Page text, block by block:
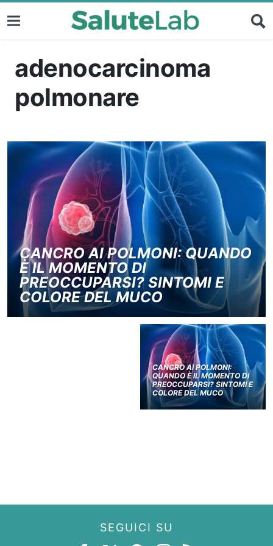
adenocarcinoma
polmonare
CANCRO AI POLMONI: QUANDO
È IL MOMENTO DI
PREOCCUPARSI? SINTOMI E
COLORE DEL MUCO
CANCRO AI POLMONI:
QUANDO È IL MOMENTO DI
PREOCCUPARSI? SINTOMI E
COLORE DEL MUCO
SEGUICI SU